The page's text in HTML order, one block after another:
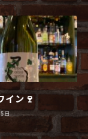
イン🍷
日